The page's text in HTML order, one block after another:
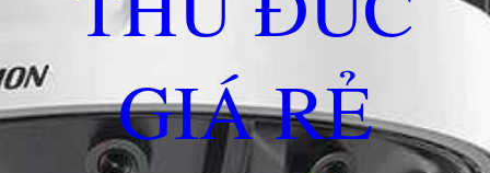
GIÁ RẺ